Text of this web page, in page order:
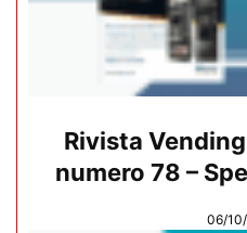
Rivista
numero 78 –
06/